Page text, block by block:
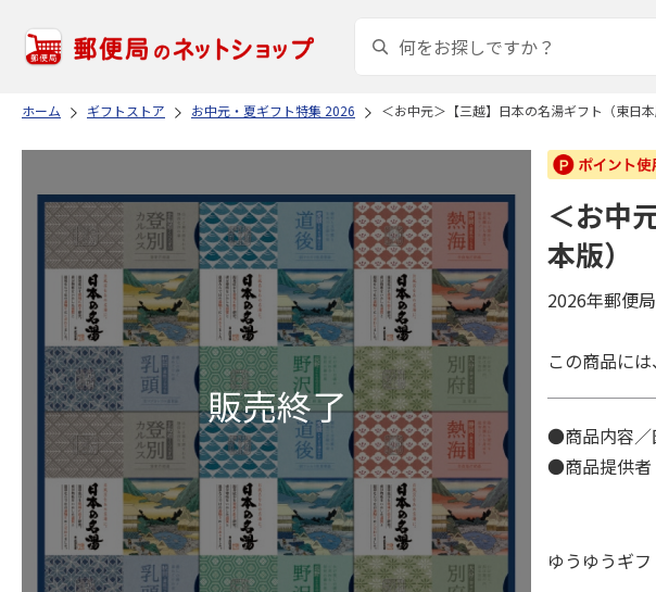
ホーム ギフトストア お中元・夏ギフト特集 2026 ＜お中元＞【三越】日本の名湯ギフト（東日本
＜お中
本版）
2026年郵便
この商品に
●商品内容
●商品提供者
ゆうゆうギ